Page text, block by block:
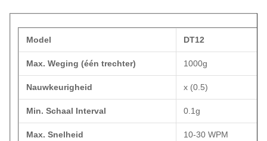
Model DT12
Max. Weging (één trechter) 1000g
Nauwkeurigheid x (0.5)
Min. Schaal Interval 0.1g
Max. Snelheid 10-30 WPM